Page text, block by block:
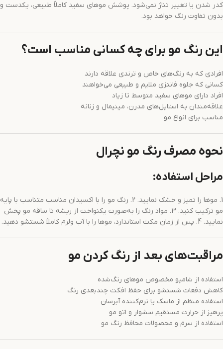
کدر شدن یا تغییر تناژ نمی‌شود. پوشش موهای سفید کاملاً طبیعی، یکدست و
بدون تفاوت رنگ خواهد بود.
این رنگ مو برای چه کسانی مناسب است؟
افرادی که به رنگ‌های خاص و ترندی علاقه دارند
کسانی که جلوه فانتزی ملایم و طبیعی می‌خواهند
افراد دارای موهای سفید متوسط تا زیاد
علاقه‌مندان به استایل‌های مدرن، مینیمال و زنانه
مناسب برای انواع مو
نحوه مصرف رنگ مو نچرال
مراحل استفاده:
1. موها را تمیز و خشک نمایید. 2. رنگ مو را با اکسیدان مناسب متناسب با پایه
مو ترکیب کنید. 3. مواد رنگ را به‌صورت یکنواخت از ریشه تا ساقه مو پخش
نمایید. 4. پس از زمان مکث استاندارد، موها را با آب ولرم کاملاً شستشو دهید.
مراقبت‌های بعد از رنگ کردن مو
استفاده از شامپو مخصوص موهای رنگ‌شده
کاهش دفعات شستشو برای حفظ افکت چندبعدی رنگ
استفاده منظم از ماسک یا نرم‌کننده آبرسان
پرهیز از حرارت مستقیم سشوار و اتو مو
استفاده از سرم و محصولات محافظ رنگ مو